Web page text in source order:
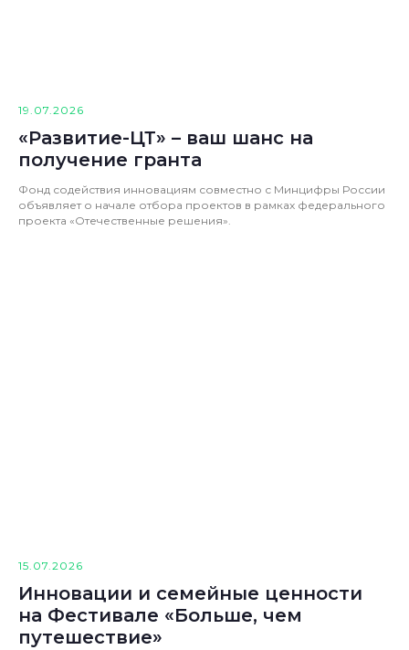
19.07.2026
«Развитие-ЦТ» – ваш шанс на
получение гранта
Фонд содействия инновациям совместно с Минцифры России
объявляет о начале отбора проектов в рамках федерального
проекта «Отечественные решения».
15.07.2026
Инновации и семейные ценности
на Фестивале «Больше, чем
путешествие»